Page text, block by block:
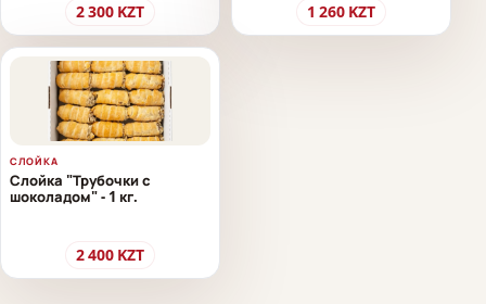
2 300 KZT 1 260 KZT
СЛОЙКА
Слойка "Трубочки с
шоколадом" - 1 кг.
2 400 KZT